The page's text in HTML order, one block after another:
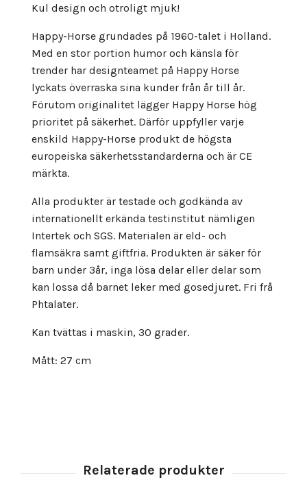
Kul design och otroligt mjuk!
Happy-Horse grundades på 1960-talet i Holland.
Med en stor portion humor och känsla för
trender har designteamet på Happy Horse
lyckats överraska sina kunder från år till år.
Förutom originalitet lägger Happy Horse hög
prioritet på säkerhet. Därför uppfyller varje
enskild Happy-Horse produkt de högsta
europeiska säkerhetsstandarderna och är CE
märkta.
Alla produkter är testade och godkända av
internationellt erkända testinstitut nämligen
Intertek och SGS. Materialen är eld- och
flamsäkra samt giftfria. Produkten är säker för
barn under 3år, inga lösa delar eller delar som
kan lossa då barnet leker med gosedjuret. Fri frå
Phtalater.
Kan tvättas i maskin, 30 grader.
Mått: 27 cm